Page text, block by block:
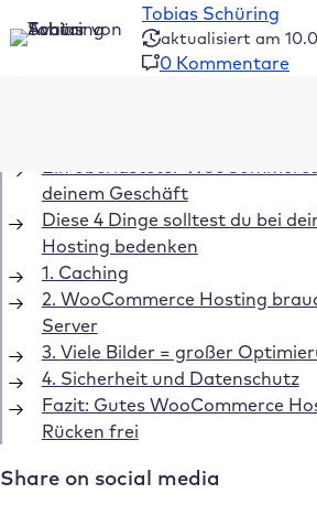
Tobias Schüring
aktualisiert am
0 Kommentare
Ein überlasteter
deinem Geschäft
Diese 4 Dinge solltest du bei
Hosting bedenken
1. Caching
2. WooCommerce Hosting
Server
3. Viele Bilder = großer
4. Sicherheit und Datenschutz
Fazit: Gutes WooCommerce
Rücken frei
Share on social media